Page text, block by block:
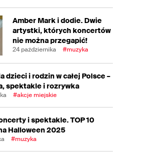
Amber Mark i dodie. Dwie
artystki, których koncertów
nie można przegapić!
24 października #muzyka
dzieci i rodzin w całej Polsce –
spektakle i rozrywka
#akcje miejskie
i spektakle. TOP 10
Halloween 2025
#muzyka